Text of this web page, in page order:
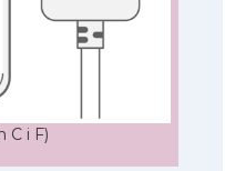
C i F)